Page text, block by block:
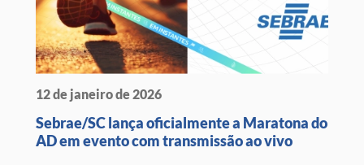
12 de janeiro de 2026
Sebrae/SC lança oficialmente a Maratona do
AD em evento com transmissão ao vivo